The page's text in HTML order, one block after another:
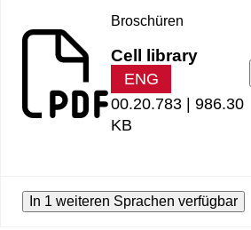
Broschüren
Cell library
ENG
00.20.783 | 986.30
KB
In 1 weiteren Sprachen verfügbar